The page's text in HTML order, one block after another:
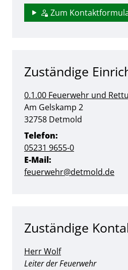
Zum
Zuständige
0.1.00 Feuerwehr und
Straße:
Am Gelskamp Hausnummer:
2
PLZ:
32758 Ort:
Detmold
Telefon:
05231 9655-0
E-Mail:
feuerwehr@detmold.de
Zuständige
Herr Wolf
Position:
Leiter der Feuerwehr